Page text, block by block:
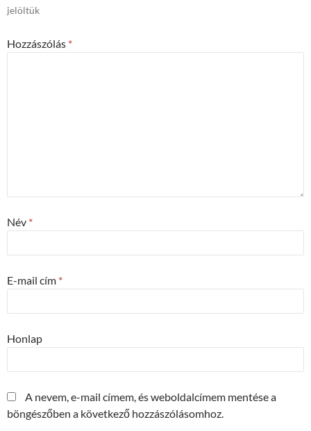
jelöltük
Hozzászólás *
Név *
E-mail cím *
Honlap
A nevem, e-mail címem, és weboldalcímem mentése a
böngészőben a következő hozzászólásomhoz.